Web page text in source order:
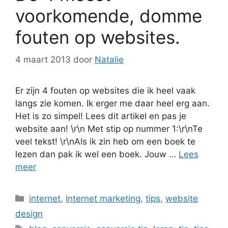
voorkomende, domme
fouten op websites.
4 maart 2013 door Natalie
Er zijn 4 fouten op websites die ik heel vaak
langs zie komen. Ik erger me daar heel erg aan.
Het is zo simpel! Lees dit artikel en pas je
website aan! \r\n Met stip op nummer 1:\r\nTe
veel tekst! \r\nAls ik zin heb om een boek te
lezen dan pak ik wel een boek. Jouw … Lees
meer
Categorieën
internet, Internet marketing,tips,website
design